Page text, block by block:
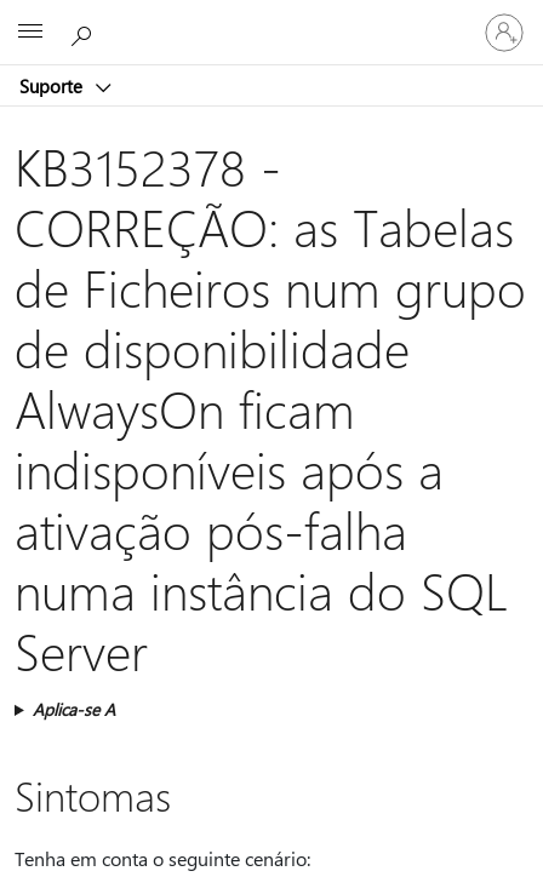
Suporte
Iniciar
sessão
na
KB3152378 -
CORREÇÃO: as Tabelas
de Ficheiros num grupo
de disponibilidade
AlwaysOn ficam
indisponíveis após a
ativação pós-falha
numa instância do SQL
Server
Aplica-se A
Sintomas
Tenha em conta o seguinte cenário: